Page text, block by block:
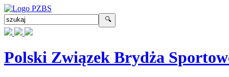
Polski Związek Brydża